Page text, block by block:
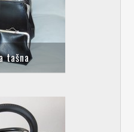
tašna